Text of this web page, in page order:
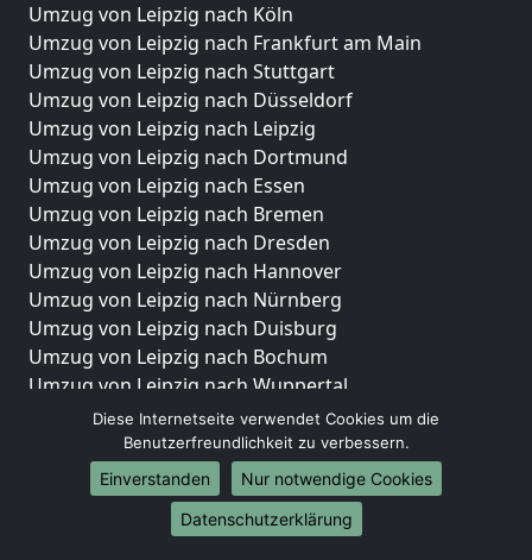
Umzug von Leipzig nach Köln
Umzug von Leipzig nach Frankfurt am Main
Umzug von Leipzig nach Stuttgart
Umzug von Leipzig nach Düsseldorf
Umzug von Leipzig nach Leipzig
Umzug von Leipzig nach Dortmund
Umzug von Leipzig nach Essen
Umzug von Leipzig nach Bremen
Umzug von Leipzig nach Dresden
Umzug von Leipzig nach Hannover
Umzug von Leipzig nach Nürnberg
Umzug von Leipzig nach Duisburg
Umzug von Leipzig nach Bochum
Umzug von Leipzig nach Wuppertal
Umzug von Leipzig nach Bielefeld
Umzug von Leipzig nach Bonn
Umzug von Leipzig nach Münster
Internationale-Umzüge
Diese Internetseite verwendet Cookies um die
Benutzerfreundlichkeit zu verbessern.
Einverstanden
Nur notwendige Cookies
Datenschutzerklärung